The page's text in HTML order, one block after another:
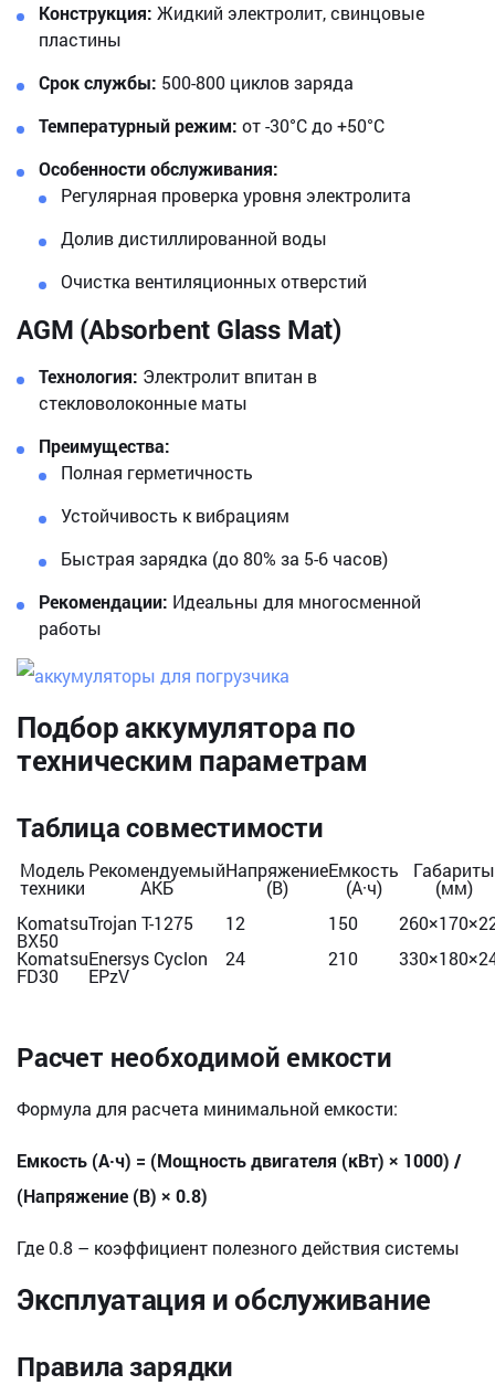
Конструкция: Жидкий электролит, свинцовые
пластины
Срок службы: 500-800 циклов заряда
Температурный режим: от -30°C до +50°C
Особенности обслуживания:
Регулярная проверка уровня электролита
Долив дистиллированной воды
Очистка вентиляционных отверстий
AGM (Absorbent Glass Mat)
Технология: Электролит впитан в
стекловолоконные маты
Преимущества:
Полная герметичность
Устойчивость к вибрациям
Быстрая зарядка (до 80% за 5-6 часов)
Рекомендации: Идеальны для многосменной
работы
Подбор аккумулятора по
техническим параметрам
Таблица совместимости
Модель
техники
Рекомендуемый
АКБ
Напряжение
(В)
Емкость
(А·ч)
Габариты
(мм)
Komatsu
BX50
Trojan T-1275 12 150
Komatsu
FD30
Enersys Cyclon
EPzV
24 210
Расчет необходимой емкости
Формула для расчета минимальной емкости:
Емкость (А·ч) = (Мощность двигателя (кВт) × 1000) /
(Напряжение (В) × 0.8)
Где 0.8 – коэффициент полезного действия системы
Эксплуатация и обслуживание
Правила зарядки